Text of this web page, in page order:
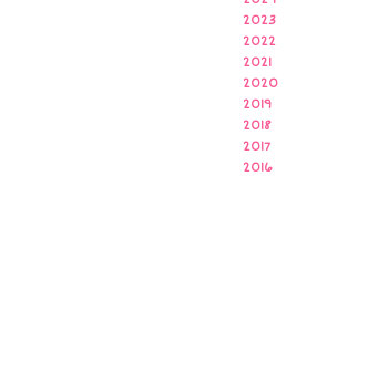
2023
2022
2021
2020
2019
2018
2017
2016